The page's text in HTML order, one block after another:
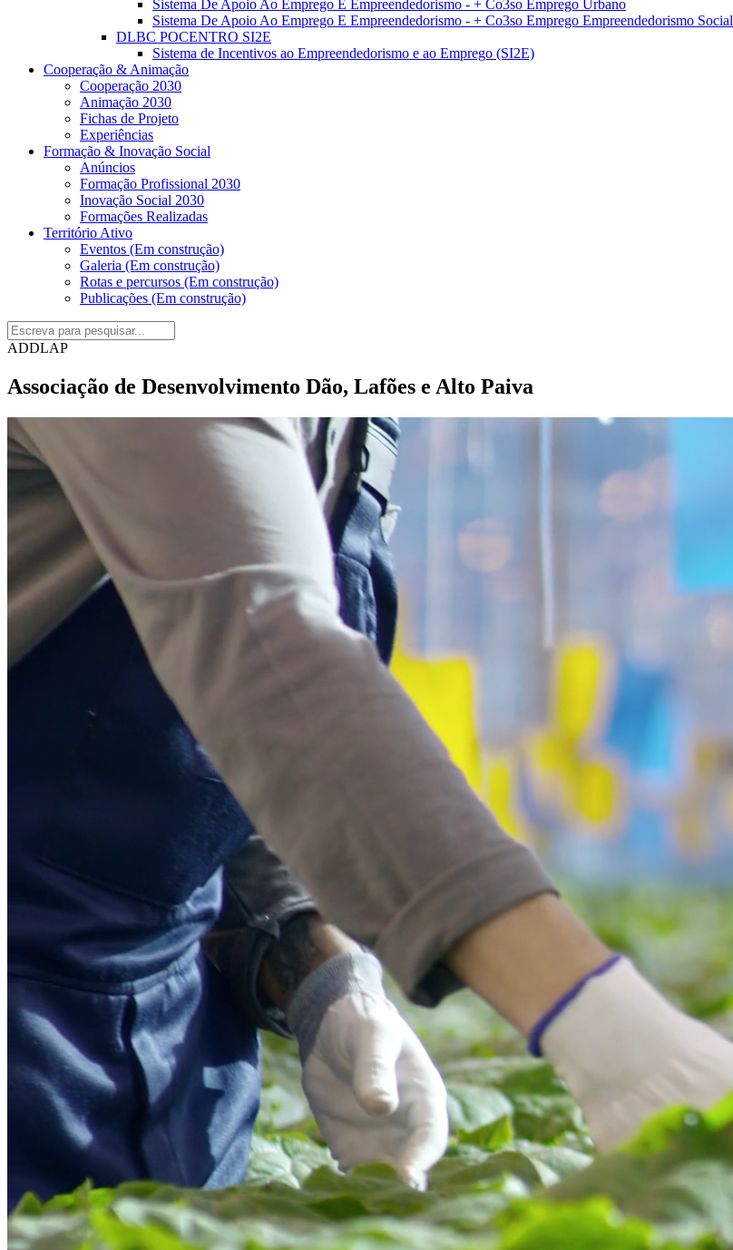
Sistema De Apoio Ao Emprego E Empreendedorismo - + Co3so Emprego Urbano
Sistema De Apoio Ao Emprego E Empreendedorismo - + Co3so Emprego Empreendedorismo Social
DLBC POCENTRO SI2E
Sistema de Incentivos ao Empreendedorismo e ao Emprego (SI2E)
Cooperação & Animação
Cooperação 2030
Animação 2030
Fichas de Projeto
Experiências
Formação & Inovação Social
Anúncios
Formação Profissional 2030
Inovação Social 2030
Formações Realizadas
Território Ativo
Eventos (Em construção)
Galeria (Em construção)
Rotas e percursos (Em construção)
Publicações (Em construção)
ADDLAP
Associação de Desenvolvimento Dão, Lafões e Alto Paiva